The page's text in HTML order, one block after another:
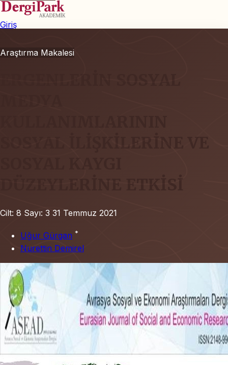
Giriş
Araştırma Makalesi
SOSYAL İLİŞKİLERİNE VE
DÜZEYLERİNE ETKİSİ
Cilt: 8 Sayı: 3 31 Temmuz 2021
Uğur Gürgan *
Nurettin Demirel